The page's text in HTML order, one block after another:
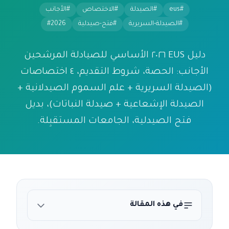
#eus #الصيدلة #الاختصاص
#الأجانب
#الصيدلة-السريرية
#فتح-صيدلية #2026
دليل EUS ٢٠٢٦ الأساسي للصيادلة المرشحين
الأجانب: الحصة، شروط التقديم، ٤ اختصاصات
(الصيدلة السريرية + علم السموم الصيدلانية +
الصيدلة الإشعاعية + صيدلة النباتات)، بديل
فتح الصيدلية، الجامعات المستقبِلة.
في هذه المقالة